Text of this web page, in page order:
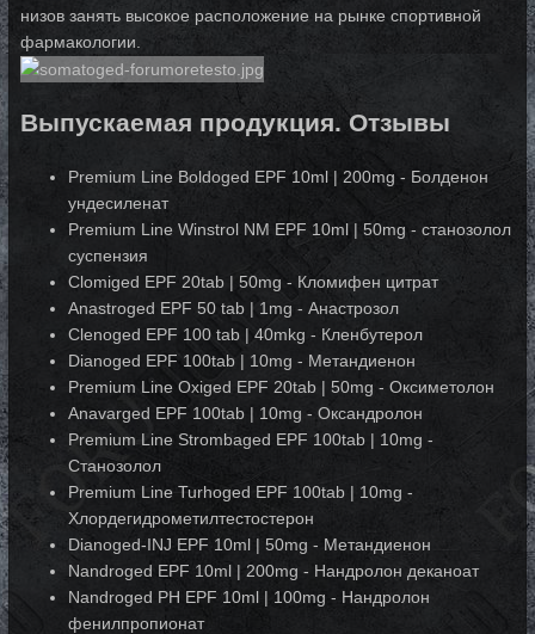
низов занять высокое расположение на рынке спортивной
фармакологии.
Выпускаемая продукция. Отзывы
Premium Line Boldoged EPF 10ml | 200mg - Болденон
ундесиленат
Premium Line Winstrol NM EPF 10ml | 50mg - станозолол
суспензия
Clomiged EPF 20tab | 50mg - Кломифен цитрат
Anastroged EPF 50 tab | 1mg - Анастрозол
Clenoged EPF 100 tab | 40mkg - Кленбутерол
Dianoged EPF 100tab | 10mg - Метандиенон
Premium Line Oxiged EPF 20tab | 50mg - Оксиметолон
Anavarged EPF 100tab | 10mg - Оксандролон
Premium Line Strombaged EPF 100tab | 10mg -
Станозолол
Premium Line Turhoged EPF 100tab | 10mg -
Хлордегидрометилтестостерон
Dianoged-INJ EPF 10ml | 50mg - Метандиенон
Nandroged EPF 10ml | 200mg - Нандролон деканоат
Nandroged PH EPF 10ml | 100mg - Нандролон
фенилпропионат